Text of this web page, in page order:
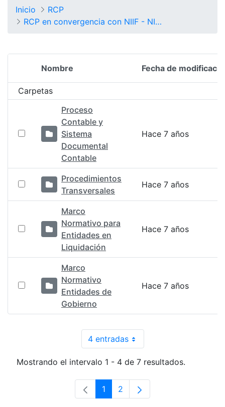
Inicio
RCP
RCP en convergencia con NIIF - NICSP
Selección del elemento
Nombre Fecha de
Carpetas
Proceso
Contable y
Sistema
Documental
Contable
Hace 7 años
Procedimientos
Transversales
Hace 7 años
Marco
Normativo para
Entidades en
Liquidación
Hace 7 años
Marco
Normativo
Entidades de
Gobierno
Hace 7 años
4 entradasPor página
Mostrando el intervalo 1 - 4 de 7 resultados.
Página
1 Página
2